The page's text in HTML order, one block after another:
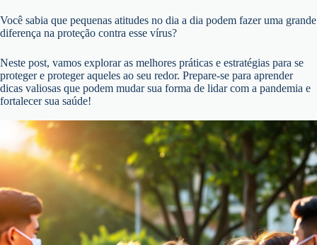
Você sabia que pequenas atitudes no dia a dia podem fazer uma grande
diferença na proteção contra esse vírus?
Neste post, vamos explorar as melhores práticas e estratégias para se
proteger e proteger aqueles ao seu redor. Prepare-se para aprender
dicas valiosas que podem mudar sua forma de lidar com a pandemia e
fortalecer sua saúde!